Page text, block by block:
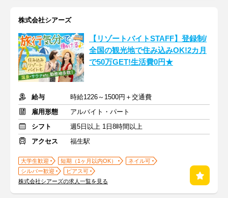
株式会社シアーズ
【リゾートバイトSTAFF】登録制/
全国の観光地で住み込みOK!2カ月
で50万GET!生活費0円★
給与
時給1226～1500円＋交通費
雇用形態
アルバイト・パート
シフト
週5日以上 1日8時間以上
アクセス
福生駅
大学生歓迎 短期（1ヶ月以内OK）
ネイル可
シルバー歓迎
ピアス可
株式会社シアーズの求人一覧を見る